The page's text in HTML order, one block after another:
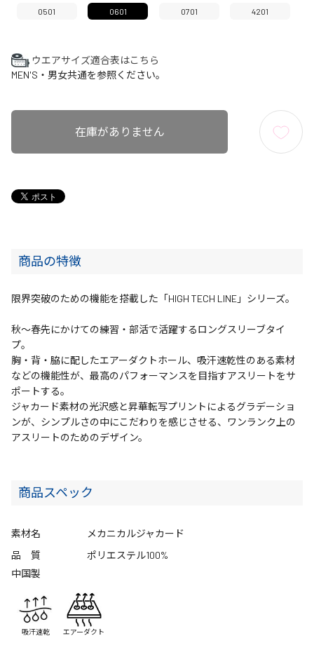
0501 0601 0701 4201
ウエアサイズ適合表はこちら
MEN'S・男女共通を参照ください。
在庫がありません
商品の特徴
限界突破のための機能を搭載した「HIGH TECH LINE」シリーズ。
秋～春先にかけての練習・部活で活躍するロングスリーブタイ
プ。
胸・背・脇に配したエアーダクトホール、吸汗速乾性のある素材
などの機能性が、最高のパフォーマンスを目指すアスリートをサ
ポートする。
ジャカード素材の光沢感と昇華転写プリントによるグラデーショ
ンが、シンプルさの中にこだわりを感じさせる、ワンランク上の
アスリートのためのデザイン。
商品スペック
素材名
メカニカルジャカード
品 質
ポリエステル100%
中国製
吸汗速乾 エアーダクト